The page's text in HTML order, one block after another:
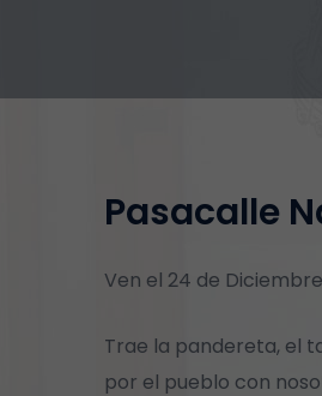
Pasacalle
Ven el 24 de Diciembre
Trae la pandereta, el
por el pueblo con